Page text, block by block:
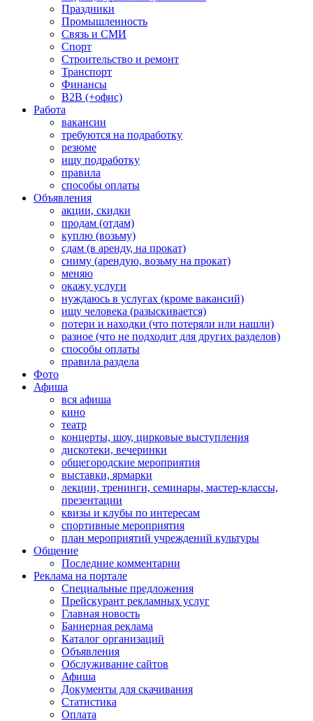
Праздники
Промышленность
Связь и СМИ
Спорт
Строительство и ремонт
Транспорт
Финансы
B2B (+офис)
Работа
вакансии
требуются на подработку
резюме
ищу подработку
правила
способы оплаты
Объявления
акции, скидки
продам (отдам)
куплю (возьму)
сдам (в аренду, на прокат)
сниму (арендую, возьму на прокат)
меняю
окажу услуги
нуждаюсь в услугах (кроме вакансий)
ищу человека (разыскивается)
потери и находки (что потеряли или нашли)
разное (что не подходит для других разделов)
способы оплаты
правила раздела
Фото
Афиша
вся афиша
кино
театр
концерты, шоу, цирковые выступления
дискотеки, вечеринки
общегородские мероприятия
выставки, ярмарки
лекции, тренинги, семинары, мастер-классы,
презентации
квизы и клубы по интересам
спортивные мероприятия
план мероприятий учреждений культуры
Общение
Последние комментарии
Реклама на портале
Специальные предложения
Прейскурант рекламных услуг
Главная новость
Баннерная реклама
Каталог организаций
Объявления
Обслуживание сайтов
Афиша
Документы для скачивания
Статистика
Оплата